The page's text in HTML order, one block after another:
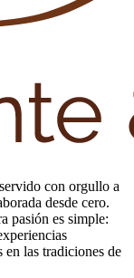
con orgullo a
desde cero.
pasión es simple:
en las tradiciones de